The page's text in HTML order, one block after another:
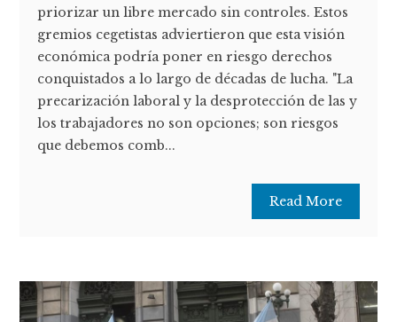
priorizar un libre mercado sin controles. Estos
gremios cegetistas adviertieron que esta visión
económica podría poner en riesgo derechos
conquistados a lo largo de décadas de lucha. "La
precarización laboral y la desprotección de las y
los trabajadores no son opciones; son riesgos
que debemos comb...
Read More